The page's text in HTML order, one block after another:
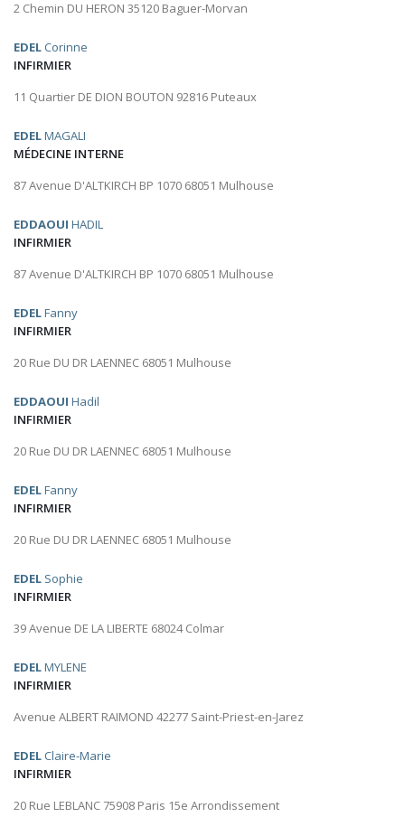
2 Chemin DU HERON 35120 Baguer-Morvan
EDEL Corinne
INFIRMIER
11 Quartier DE DION BOUTON 92816 Puteaux
EDELMAGALI
MÉDECINE INTERNE
87 Avenue D'ALTKIRCH BP 1070 68051 Mulhouse
EDDAOUI HADIL
INFIRMIER
87 Avenue D'ALTKIRCH BP 1070 68051 Mulhouse
EDELFanny
INFIRMIER
20 Rue DU DR LAENNEC 68051 Mulhouse
EDDAOUI Hadil
INFIRMIER
20 Rue DU DR LAENNEC 68051 Mulhouse
EDELFanny
INFIRMIER
20 Rue DU DR LAENNEC 68051 Mulhouse
EDEL Sophie
INFIRMIER
39 Avenue DE LA LIBERTE 68024 Colmar
EDELMYLENE
INFIRMIER
Avenue ALBERT RAIMOND 42277 Saint-Priest-en-Jarez
EDEL Claire-Marie
INFIRMIER
20 Rue LEBLANC 75908 Paris 15e Arrondissement